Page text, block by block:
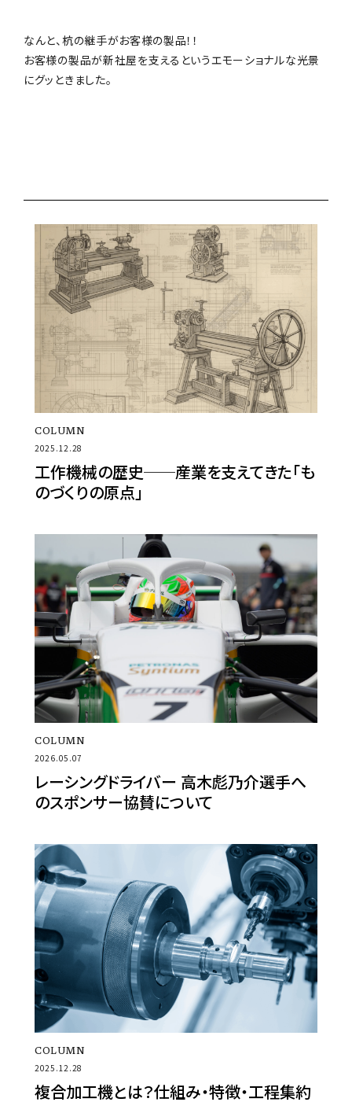
なんと、杭の継手がお客様の製品！！
お客様の製品が新社屋を支えるというエモーショナルな光景
にグッときました。
COLUMN
2025.12.28
工作機械の歴史──産業を支えてきた「も
のづくりの原点」
COLUMN
2026.05.07
レーシングドライバー 高木彪乃介選手へ
のスポンサー協賛について
COLUMN
2025.12.28
複合加工機とは？仕組み・特徴・工程集約